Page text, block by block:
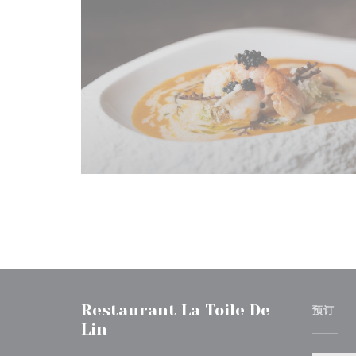
Restaurant La Toile De
Lin
预订